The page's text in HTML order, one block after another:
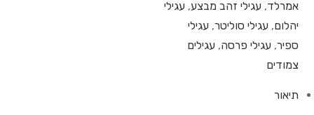
אמרלד, עגילי זהב מבצע, עגילי
יהלום, עגילי סוליטר, עגילי
ספיר, עגילי פרסה, עגילים
צמודים
תיאור